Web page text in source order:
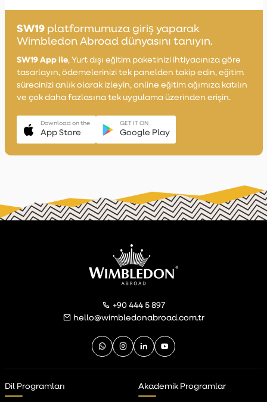
SW19platformumuza giriş yaparak
Wimbledon Abroad dünyasını tanıyın.
SW19 App ile, Yurt dışı eğitim paketinizi ihtiyacınıza göre
tasarlayın, ödemelerinizi tek panelden takip edin, eğitim
sürecinizi anlık olarak izleyin, online eğitim ağımıza katılın
ve çok daha fazlasına tek uygulama üzerinden erişin.
Download on the
App Store
GET IT ON
Google Play
+90 444 5 897
hello@wimbledonabroad.com.tr
Dil Programları Akademik Programlar